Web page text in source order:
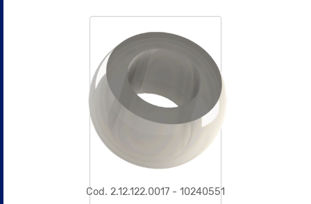
Cod. 2.12.122.0017 - 10240551